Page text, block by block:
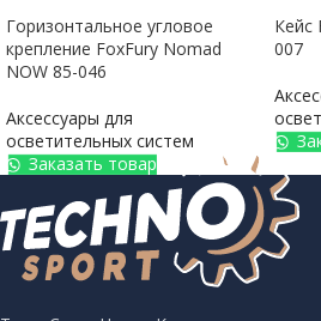
Горизонтальное угловое
крепление FoxFury Nomad
NOW 85-046
Аксессуары для
осветительных систем
Заказать товар
Кейс
007